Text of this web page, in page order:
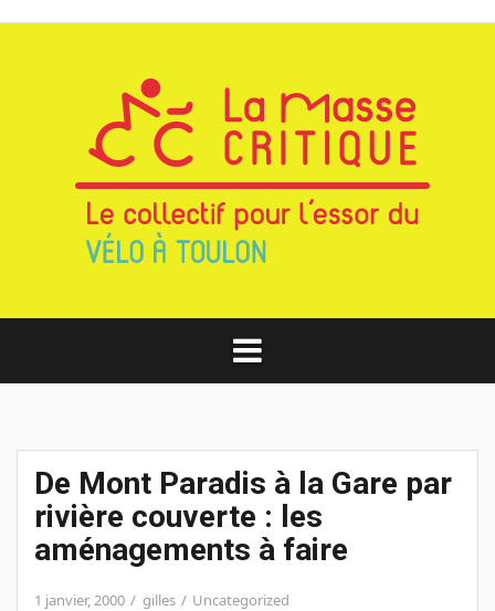
De Mont Paradis à la Gare par
rivière couverte : les
aménagements à faire
1 janvier, 2000 gilles Uncategorized